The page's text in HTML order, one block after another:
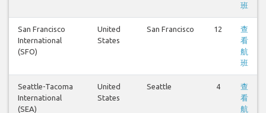
班
San Francisco
International
(SFO)
United
States
San Francisco 12
查
看
航
班
Seattle-Tacoma
International
(SEA)
United
States
Seattle 4
查
看
航